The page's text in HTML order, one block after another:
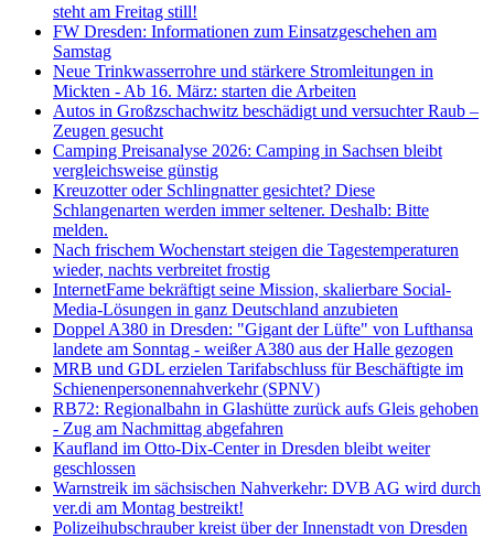
steht am Freitag still!
FW Dresden: Informationen zum Einsatzgeschehen am
Samstag
Neue Trinkwasserrohre und stärkere Stromleitungen in
Mickten - Ab 16. März: starten die Arbeiten
Autos in Großzschachwitz beschädigt und versuchter Raub –
Zeugen gesucht
Camping Preisanalyse 2026: Camping in Sachsen bleibt
vergleichsweise günstig
Kreuzotter oder Schlingnatter gesichtet? Diese
Schlangenarten werden immer seltener. Deshalb: Bitte
melden.
Nach frischem Wochenstart steigen die Tagestemperaturen
wieder, nachts verbreitet frostig
InternetFame bekräftigt seine Mission, skalierbare Social-
Media-Lösungen in ganz Deutschland anzubieten
Doppel A380 in Dresden: "Gigant der Lüfte" von Lufthansa
landete am Sonntag - weißer A380 aus der Halle gezogen
MRB und GDL erzielen Tarifabschluss für Beschäftigte im
Schienenpersonennahverkehr (SPNV)
RB72: Regionalbahn in Glashütte zurück aufs Gleis gehoben
- Zug am Nachmittag abgefahren
Kaufland im Otto-Dix-Center in Dresden bleibt weiter
geschlossen
Warnstreik im sächsischen Nahverkehr: DVB AG wird durch
ver.di am Montag bestreikt!
Polizeihubschrauber kreist über der Innenstadt von Dresden